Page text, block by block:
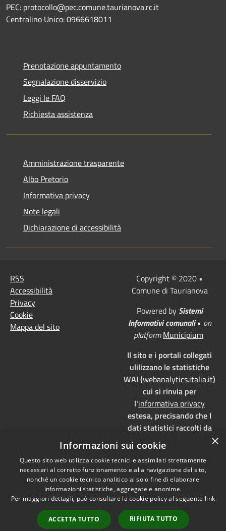
PEC: protocollo@pec.comune.taurianova.rc.it
Centralino Unico: 0966618011
Prenotazione appuntamento
Segnalazione disservizio
Leggi le FAQ
Richiesta assistenza
Amministrazione trasparente
Albo Pretorio
Informativa privacy
Note legali
Dichiarazione di accessibilità
RSS
Accessibilità
Privacy
Cookie
Mappa del sito
Copyright © 2020 •
Comune di Taurianova
Powered by Sistemi
Informativi comunali• on
platform Municipium
Il sito e i portali collegati
ulilizzano le statistiche
WAI (webanalytics.italia.it)
cui si rinvia per
l'informativa privacy
estesa, precisando che I
dati statistici raccolti da
WAI vengono memorizzati
su server dedicati,
localizzati in Italia e ad uso
esclusivo della pubblica
amministrazione. WAI è
pienamente aderente alla
normativa GDPR e, grazie
all'anonimizzazione dei
×
Informazioni sui cookie
Questo sito web utilizza cookie tecnici e assimilati strettamente
necessari al corretto funzionamento e alla navigazione del sito,
nonché un cookie tecnico analitico al solo fine di elaborare
informazioni statistiche, aggregate e anonime.
Per maggiori dettagli, può consultare la cookie policy al seguente link
ACCETTA TUTTO RIFIUTA TUTTO